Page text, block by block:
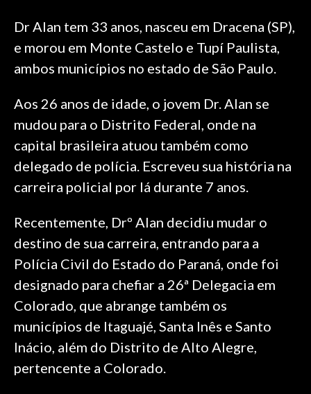
Dr Alan tem 33 anos, nasceu em Dracena (SP),
e morou em Monte Castelo e Tupí Paulista,
ambos municípios no estado de São Paulo.
Aos 26 anos de idade, o jovem Dr. Alan se
mudou para o Distrito Federal, onde na
capital brasileira atuou também como
delegado de polícia. Escreveu sua história na
carreira policial por lá durante 7 anos.
Recentemente, Drº Alan decidiu mudar o
destino de sua carreira, entrando para a
Polícia Civil do Estado do Paraná, onde foi
designado para chefiar a 26ª Delegacia em
Colorado, que abrange também os
municípios de Itaguajé, Santa Inês e Santo
Inácio, além do Distrito de Alto Alegre,
pertencente a Colorado.